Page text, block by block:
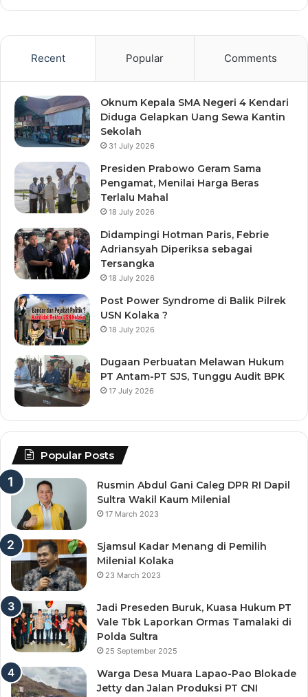
Recent Popular Comments
Oknum Kepala SMA Negeri 4 Kendari
Diduga Gelapkan Uang Sewa Kantin
Sekolah
31 July 2026
Presiden Prabowo Geram Sama
Pengamat, Menilai Harga Beras
Terlalu Mahal
18 July 2026
Didampingi Hotman Paris, Febrie
Adriansyah Diperiksa sebagai
Tersangka
18 July 2026
Post Power Syndrome di Balik Pilrek
USN Kolaka ?
18 July 2026
Dugaan Perbuatan Melawan Hukum
PT Antam-PT SJS, Tunggu Audit BPK
17 July 2026
Popular Posts
Rusmin Abdul Gani Caleg DPR RI Dapil
Sultra Wakil Kaum Milenial
17 March 2023
Sjamsul Kadar Menang di Pemilih
Milenial Kolaka
23 March 2023
Jadi Preseden Buruk, Kuasa Hukum PT
Vale Tbk Laporkan Ormas Tamalaki di
Polda Sultra
25 September 2025
Warga Desa Muara Lapao-Pao Blokade
Jetty dan Jalan Produksi PT CNI